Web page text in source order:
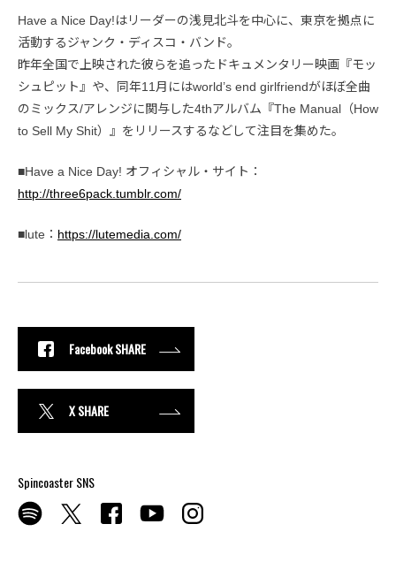
Have a Nice Day!はリーダーの浅見北斗を中心に、東京を拠点に
活動するジャンク・ディスコ・バンド。
昨年全国で上映された彼らを追ったドキュメンタリー映画『モッ
シュピット』や、同年11月にはworld’s end girlfriendがほぼ全曲
のミックス/アレンジに関与した4thアルバム『The Manual（How
to Sell My Shit）』をリリースするなどして注目を集めた。
■Have a Nice Day! オフィシャル・サイト：
http://three6pack.tumblr.com/
■lute： https://lutemedia.com/
Facebook SHARE
X SHARE
Spincoaster SNS